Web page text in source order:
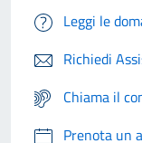
Leggi le
Richiedi
Chiama il
Prenota un